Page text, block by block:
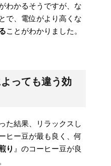
わかるそうですが、な
で、電位がより高くな
ことがわかりました。
っても違う効
た結果、リラックスし
ヒー豆が最も良く、何
り 』のコーヒー豆が良